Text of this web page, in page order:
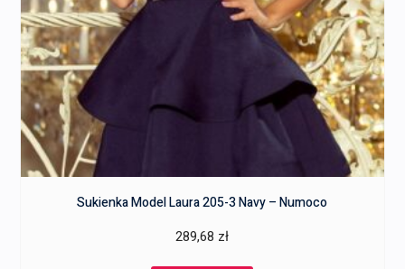
Sukienka Model Laura 205-3 Navy – Numoco
289,68 zł